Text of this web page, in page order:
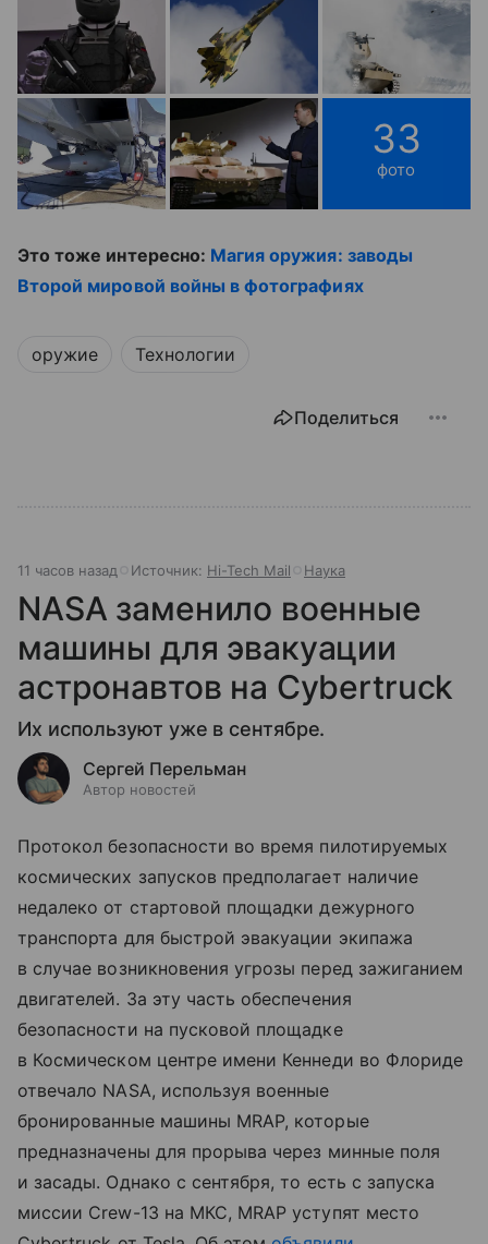
33
фото
Это тоже интересно: Магия оружия: заводы
Второй мировой войны в фотографиях
оружие Технологии
Поделиться
11 часов назад Источник: Hi-Tech Mail Наука
NASA заменило военные
машины для эвакуации
астронавтов на Cybertruck
Их используют уже в сентябре.
Сергей Перельман
Автор новостей
Протокол безопасности во время пилотируемых
космических запусков предполагает наличие
недалеко от стартовой площадки дежурного
транспорта для быстрой эвакуации экипажа
в случае возникновения угрозы перед зажиганием
двигателей. За эту часть обеспечения
безопасности на пусковой площадке
в Космическом центре имени Кеннеди во Флориде
отвечало NASA, используя военные
бронированные машины MRAP, которые
предназначены для прорыва через минные поля
и засады. Однако с сентября, то есть с запуска
миссии Crew-13 на МКС, MRAP уступят место